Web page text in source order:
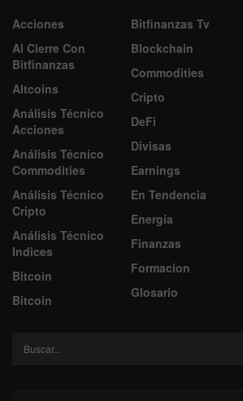
Acciones
Al Cierre Con
Bitfinanzas
Altcoins
Análisis Técnico
Acciones
Análisis Técnico
Commodities
Análisis Técnico
Cripto
Análisis Técnico
Indices
Bitcoin
Bitcoin
Bitfinanzas Tv
Blockchain
Commodities
Cripto
DeFi
Divisas
Earnings
En Tendencia
Energía
Finanzas
Formacion
Glosario